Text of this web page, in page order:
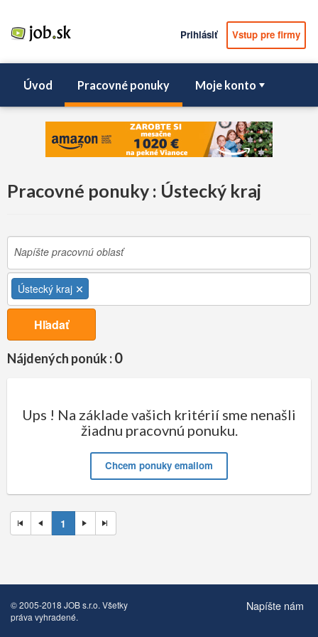
Prihlásiť Vstup pre firmy
Úvod Pracovné ponuky Moje konto
Pracovné ponuky : Ústecký kraj
Ústecký kraj
Hľadať
Nájdených ponúk :0
Ups ! Na základe vašich kritérií sme nenašli
žiadnu pracovnú ponuku.
Chcem ponuky emailom
1
© 2005-2018 JOB s.r.o. Všetky
práva vyhradené.
Napíšte nám